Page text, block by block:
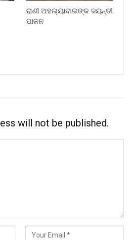
ରାଣୀ ଅହଲ୍ୟାବାଇଙ୍କ ଜୟନ୍ତୀ
ପାଳନ
will not be published.